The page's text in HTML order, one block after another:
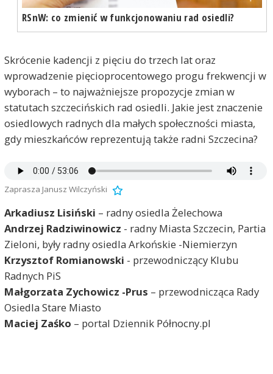
RSnW: co zmienić w funkcjonowaniu rad osiedli?
Skrócenie kadencji z pięciu do trzech lat oraz
wprowadzenie pięcioprocentowego progu frekwencji w
wyborach – to najważniejsze propozycje zmian w
statutach szczecińskich rad osiedli. Jakie jest znaczenie
osiedlowych radnych dla małych społeczności miasta,
gdy mieszkańców reprezentują także radni Szczecina?
Zaprasza Janusz Wilczyński
Arkadiusz Lisiński – radny osiedla Żelechowa
Andrzej Radziwinowicz - radny Miasta Szczecin, Partia
Zieloni, były radny osiedla Arkońskie -Niemierzyn
Krzysztof Romianowski - przewodniczący Klubu
Radnych PiS
Małgorzata Zychowicz -Prus – przewodnicząca Rady
Osiedla Stare Miasto
Maciej Zaśko – portal Dziennik Północny.pl